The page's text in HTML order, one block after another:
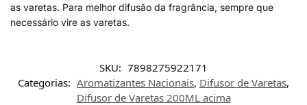
as varetas. Para melhor difusão da fragrância, sempre que
necessário vire as varetas.
SKU: 7898275922171
Categorias: Aromatizantes Nacionais, Difusor de Varetas,
Difusor de Varetas 200ML acima